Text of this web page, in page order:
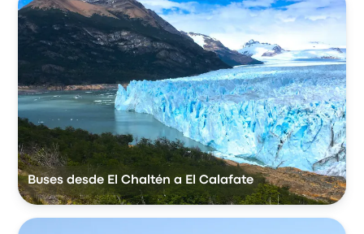
Buses desde El Chaltén a El Calafate